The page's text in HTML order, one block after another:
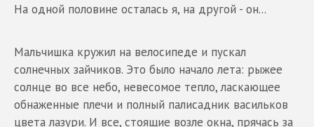
На одной половине осталась я, на другой - он...
Мальчишка кружил на велосипеде и пускал
солнечных зайчиков. Это было начало лета: рыжее
солнце во все небо, невесомое тепло, ласкающее
обнаженные плечи и полный палисадник васильков
цвета лазури. И все, стоящие возле окна, прячась за